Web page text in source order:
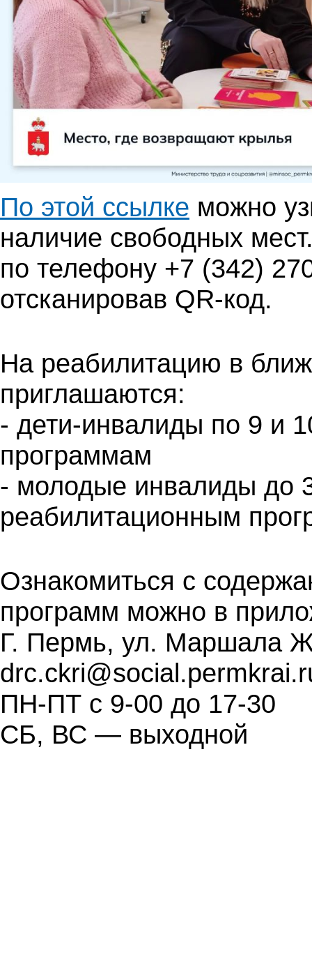
По этой ссылке можно
наличие свободных
по телефону +7 (342)
отсканировав QR-код.
На реабилитацию в
приглашаются:
- дети-инвалиды по 9 и
программам
- молодые инвалиды до
реабилитационным
Ознакомиться с
программ можно в
Г. Пермь, ул. Маршала
ПН-ПТ с 9-00 до 17-30
СБ, ВС — выходной